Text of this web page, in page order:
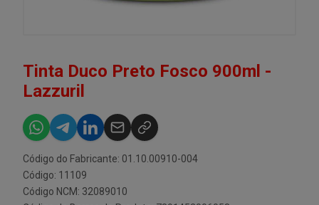
Tinta Duco Preto Fosco 900ml -
Lazzuril
Código do Fabricante: 01.10.00910-004
Código: 11109
Código NCM: 32089010